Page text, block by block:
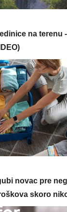
na terenu
novac pre
skoro